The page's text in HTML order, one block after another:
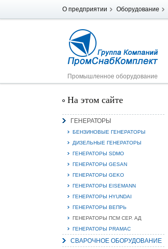
О предприятии Оборудование
Промышленное оборудование
На этом сайте
ГЕНЕРАТОРЫ
БЕНЗИНОВЫЕ ГЕНЕРАТОРЫ
ДИЗЕЛЬНЫЕ ГЕНЕРАТОРЫ
ГЕНЕРАТОРЫ SDMO
ГЕНЕРАТОРЫ GESAN
ГЕНЕРАТОРЫ GEKO
ГЕНЕРАТОРЫ EISEMANN
ГЕНЕРАТОРЫ HYUNDAI
ГЕНЕРАТОРЫ ВЕПРЬ
ГЕНЕРАТОРЫ ПСМ СЕР. АД
ГЕНЕРАТОРЫ PRAMAC
СВАРОЧНОЕ ОБОРУДОВАНИЕ